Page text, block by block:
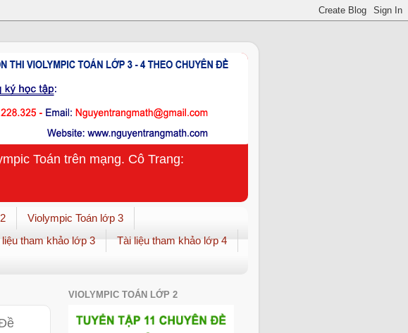
Toán trên mạng. Cô Trang:
Violympic Toán lớp 3
liệu tham khảo lớp 3
Tài liệu tham khảo lớp 4
VIOLYMPIC TOÁN LỚP 2